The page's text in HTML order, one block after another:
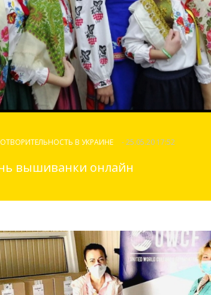
В УКРАИНЕ - 25.05.20 17:52
вышиванки онлайн